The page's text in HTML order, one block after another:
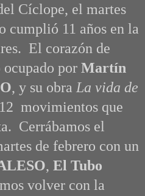
Cíclope, el martes
cumplió 11 años en la
El corazón de
ocupado por Martín
, y su obra La vida de
movimientos que
Cerrábamos el
de febrero con un
, El Tubo
volver con la